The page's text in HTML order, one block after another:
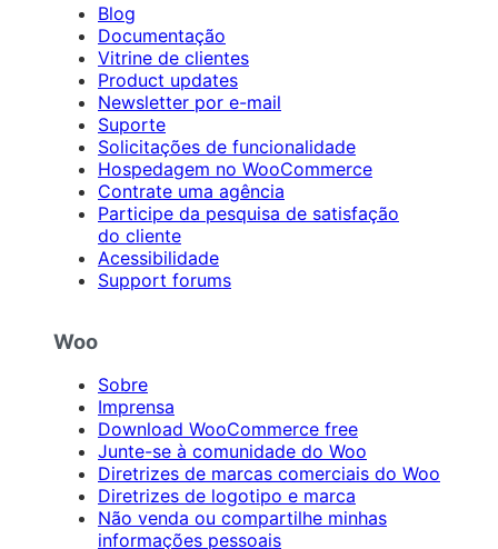
Blog
Documentação
Vitrine de clientes
Product updates
Newsletter por e-mail
Suporte
Solicitações de funcionalidade
Hospedagem no WooCommerce
Contrate uma agência
Participe da pesquisa de satisfação
do cliente
Acessibilidade
Support forums
Woo
Sobre
Imprensa
Download WooCommerce free
Junte-se à comunidade do Woo
Diretrizes de marcas comerciais do Woo
Diretrizes de logotipo e marca
Não venda ou compartilhe minhas
informações pessoais